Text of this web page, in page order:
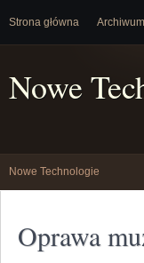
Strona główna Archiwum
Nowe
Nowe Technologie
Oprawa